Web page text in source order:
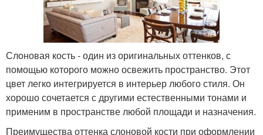
Слоновая кость - один из оригинальных оттенков, с
помощью которого можно освежить пространство. Этот
цвет легко интегрируется в интерьер любого стиля. Он
хорошо сочетается с другими естественными тонами и
применим в пространстве любой площади и назначения.
Преимущества оттенка слоновой кости при оформлении